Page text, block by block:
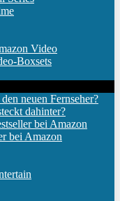
Video
Boxsets
neuen Fernseher?
dahinter?
bei Amazon
bei Amazon